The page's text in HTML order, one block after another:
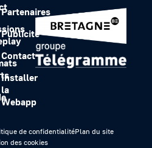
Partenaires
Publicité
Contact
Installer
la
Webapp
de confidentialitéPlan du site
des cookies